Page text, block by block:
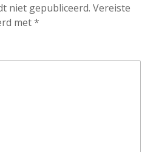
niet gepubliceerd. Vereiste
met*